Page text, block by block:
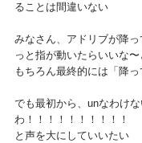
ることは間違いない
みなさん、アドリブが降
っと指が動いたらいいな
もちろん最終的には「降
でも最初から、unなわけ
わ！！！！！！！！！！
と声を大にしていいたい